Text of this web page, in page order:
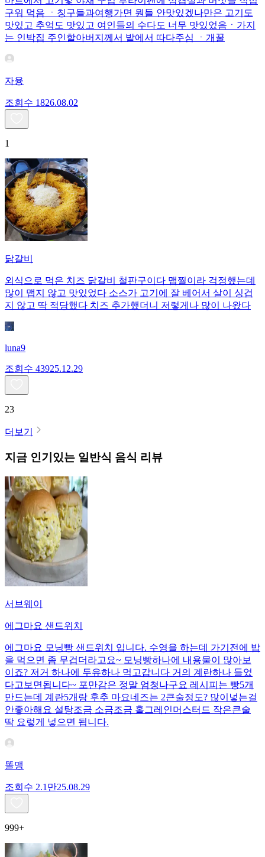
구워 먹음 ㆍ칭구들과여행가면 뭔들 안맛있겠나만은 고기도
맛있고 추억도 맛있고 여인들의 수다도 너무 맛있었음ㆍ가지
는 인박집 주인할아버지께서 밭에서 따다주심 ㆍ개꿀
자융
조회수 1826.08.02
1
닭갈비
외식으로 먹은 치즈 닭갈비 철판구이다 맵찔이라 걱정했는데
많이 맵지 않고 맛있었다 소스가 고기에 잘 베어서 살이 싱겁
지 않고 딱 적당했다 치즈 추가했더니 저렇게나 많이 나왔다
luna9
조회수 43925.12.29
23
더보기
지금 인기있는 일반식 음식 리뷰
서브웨이
에그마요 샌드위치
에그마요 모닝빵 샌드위치 입니다. 수영을 하는데 가기전에 밥
을 먹으면 좀 무겁더라고요~ 모닝빵하나에 내용물이 많아보
이죠? 저거 하나에 두유하나 먹고갑니다 거의 계란하나 들었
다고보면됩니다~ 포만감은 정말 엄청나구요 레시피는 빵5개
만드는데 계란5개랑 후추 마요네즈는 2큰술정도? 많이넣는걸
안좋아해요 설탕조금 소금조금 홀그레인머스터드 작은큰술
딱 요렇게 넣으면 됩니다.
똘맹
조회수 2.1만25.08.29
999+